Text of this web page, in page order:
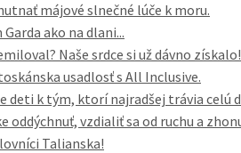
májové slnečné lúče k moru.
ako na dlani...
Naše srdce si už dávno získalo!
usadlosť s All Inclusive.
deti k tým, ktorí najradšej trávia celú
oddýchnuť, vzdialiť sa od ruchu a
Talianska!